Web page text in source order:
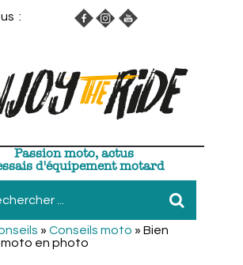
:
Passion moto, actus
d'équipement motard
» Conseils moto » Bien
en photo